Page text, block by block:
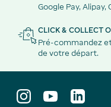
Google Pay, Alipay,
CLICK & COLLECT
Pré-commandez
de votre départ.